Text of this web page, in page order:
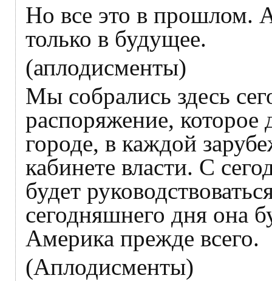
Но все это в прошлом.
только в будущее.
(аплодисменты)
Мы собрались здесь
распоряжение,
городе, в каждой
кабинете власти. С
будет
сегодняшнего дня она
Америка прежде всего.
(Аплодисменты)